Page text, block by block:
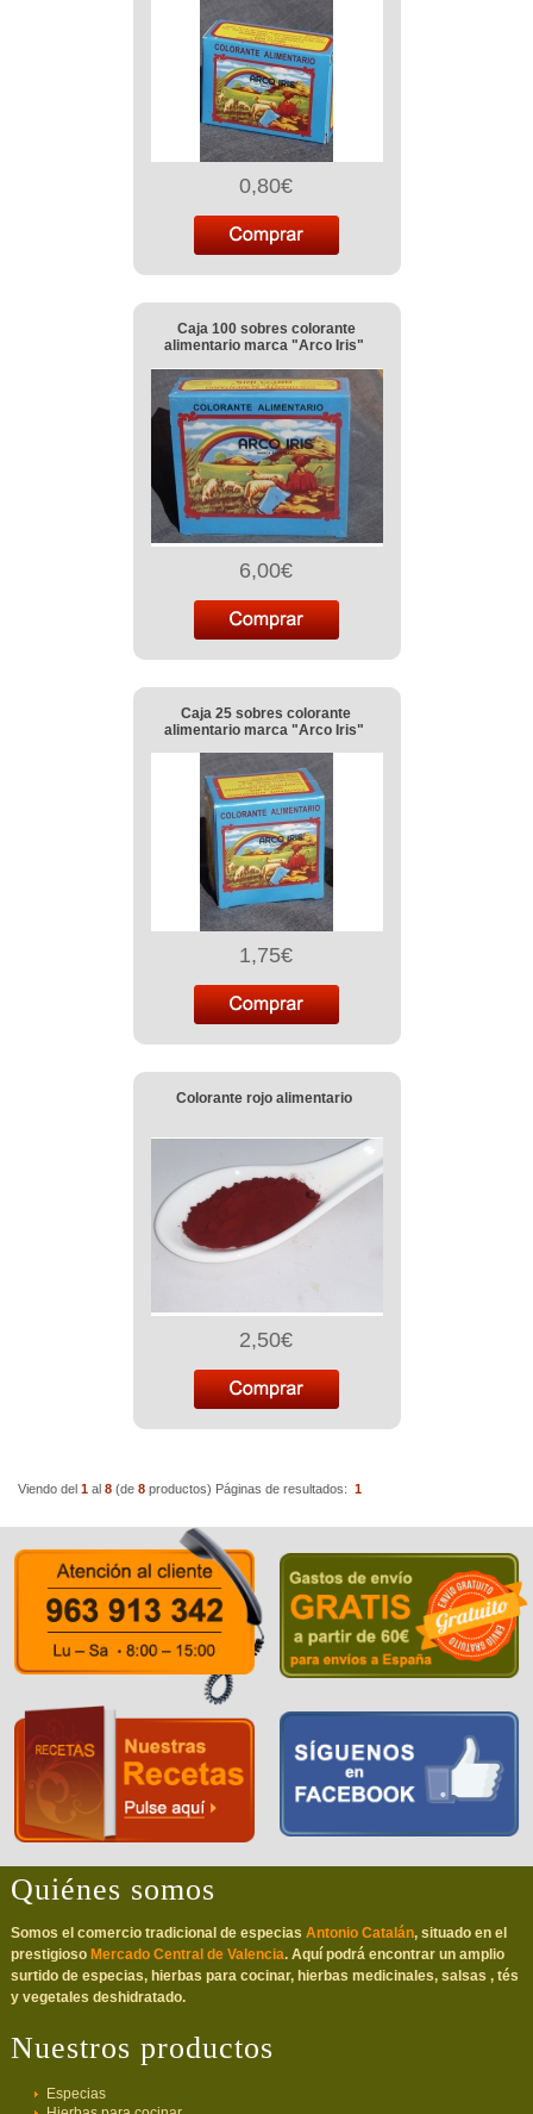
0,80€
Caja 100 sobres colorante
alimentario marca "Arco Iris"
6,00€
Caja 25 sobres colorante
alimentario marca "Arco Iris"
1,75€
Colorante rojo alimentario
2,50€
Viendo del 1 al 8 (de 8 productos) Páginas de resultados: 1
Quiénes somos
Somos el comercio tradicional de especias Antonio Catalán, situado en el
prestigioso Mercado Central de Valencia. Aquí podrá encontrar un amplio
surtido de especias, hierbas para cocinar, hierbas medicinales, salsas , tés
y vegetales deshidratado.
Nuestros productos
Especias